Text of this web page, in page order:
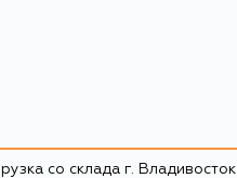
со склада г. Владивосток